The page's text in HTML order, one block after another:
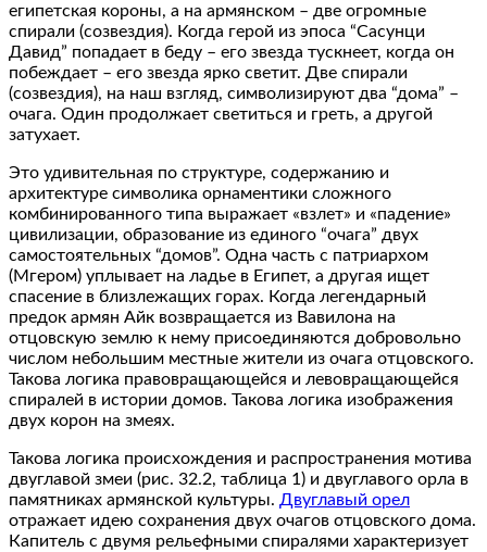
египетская короны, а на армянском – две огромные
спирали (созвездия). Когда герой из эпоса “Сасунци
Давид” попадает в беду – его звезда тускнеет, когда он
побеждает – его звезда ярко светит. Две спирали
(созвездия), на наш взгляд, символизируют два “дома” –
очага. Один продолжает светиться и греть, а другой
затухает.
Это удивительная по структуре, содержанию и
архитектуре символика орнаментики сложного
комбинированного типа выражает «взлет» и «падение»
цивилизации, образование из единого “очага” двух
самостоятельных “домов”. Одна часть с патриархом
(Мгером) уплывает на ладье в Египет, а другая ищет
спасение в близлежащих горах. Когда легендарный
предок армян Айк возвращается из Вавилона на
отцовскую землю к нему присоединяются добровольно
числом небольшим местные жители из очага отцовского.
Такова логика правовращающейся и левовращающейся
спиралей в истории домов. Такова логика изображения
двух корон на змеях.
Такова логика происхождения и распространения мотива
двуглавой змеи (рис. 32.2, таблица 1) и двуглавого орла в
памятниках армянской культуры. Двуглавый орел
отражает идею сохранения двух очагов отцовского дома.
Капитель с двумя рельефными спиралями характеризует